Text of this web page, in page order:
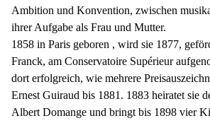
Ambition und Konvention, zwischen
ihrer Aufgabe als Frau und Mutter.
1858 in Paris geboren , wird sie 1877,
Franck, am Conservatoire Supérieur
dort erfolgreich, wie mehrere
Ernest Guiraud bis 1881. 1883 heiratet sie
Albert Domange und bringt bis 1898 vier